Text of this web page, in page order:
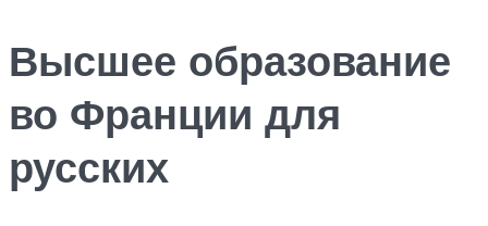
Высшее образование
во Франции для
русских